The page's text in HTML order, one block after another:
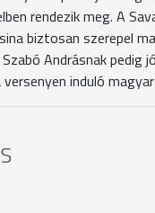
rendezik meg. A
biztosan szerepel
Andrásnak pedig
versenyen induló